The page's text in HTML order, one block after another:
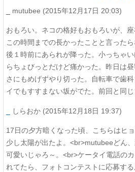
mutubee (2015年12月17日 20:03)
おもろい。ネコの格好もおもろいが、
この時間までの長かったことと言った
後１時前にあられが降った。小っちゃ
らちょびっとだけど痛かった。昨日は
さにもめげずやり切った。自転車で歯
イでもすすまない坂がでた。前回と同
しらおか (2015年12月18日 19:37)
17日の夕方暗くなった頃、こちらはヒ
少し太陽が出たよ。<br>mutubeeどん
可愛いじゃろ～。<br>ケータイ電話の
れてたら、フォトコンテストに応募する